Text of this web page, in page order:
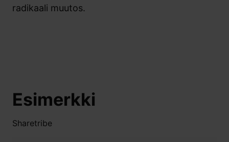
radikaali muutos.
Esimerkki
Sharetribe